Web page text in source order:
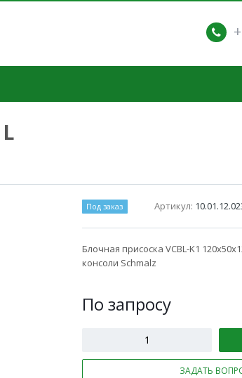
Под заказ Артикул:
Блочная присоска VCBL-K1
консоли Schmalz
По запросу
ЗАДАТЬ